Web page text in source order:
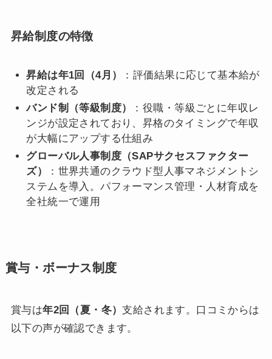
昇給制度の特徴
昇給は年1回（4月）
：評価結果に応じて基本給が
改定される
バンド制（等級制度）
：役職・等級ごとに年収レ
ンジが設定されており、昇格のタイミングで年収
が大幅にアップする仕組み
グローバル人事制度（SAPサクセスファクター
ズ）
：世界共通のクラウド型人事マネジメントシ
ステムを導入。パフォーマンス管理・人材育成を
全社統一で運用
賞与・ボーナス制度
賞与は年2回（夏・冬）支給されます。口コミからは
以下の声が確認できます。